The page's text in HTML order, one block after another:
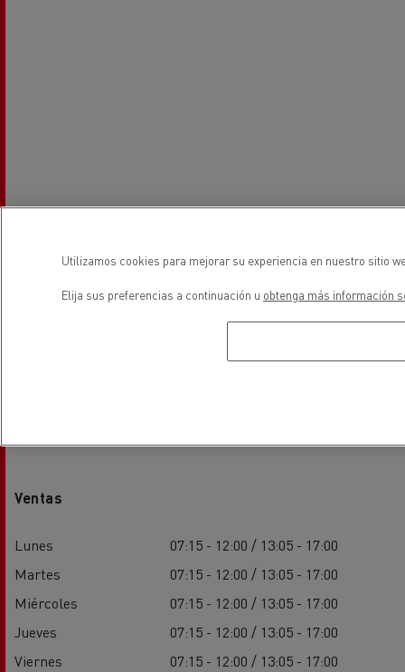
Ventas
Lunes
07:15 - 12:00 / 13:05 - 17:00
Martes
07:15 - 12:00 / 13:05 - 17:00
Miércoles
07:15 - 12:00 / 13:05 - 17:00
Jueves
07:15 - 12:00 / 13:05 - 17:00
Viernes
07:15 - 12:00 / 13:05 - 17:00
Utilizamos cookies para mejorar su experiencia en nuestro sitio
Elija sus preferencias a continuación u obtenga más información